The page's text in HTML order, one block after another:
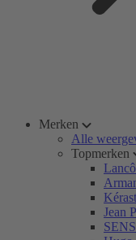
Merken
Alle
Topmerken
Jean